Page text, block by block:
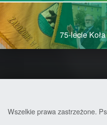
75-lecie
Wszelkie prawa zastrzeżone.